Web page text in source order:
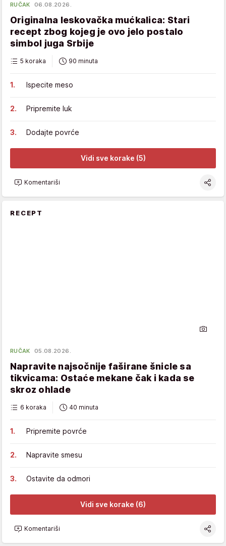
RUČAK 06.08.2026.
Originalna leskovačka mućkalica: Stari
recept zbog kojeg je ovo jelo postalo
simbol juga Srbije
5 koraka 90 minuta
Ispecite meso
Pripremite luk
Dodajte povrće
Vidi sve korake (5)
Komentariši
RECEPT
RUČAK 05.08.2026.
Napravite najsočnije faširane šnicle sa
tikvicama: Ostaće mekane čak i kada se
skroz ohlade
6 koraka 40 minuta
Pripremite povrće
Napravite smesu
Ostavite da odmori
Vidi sve korake (6)
Komentariši